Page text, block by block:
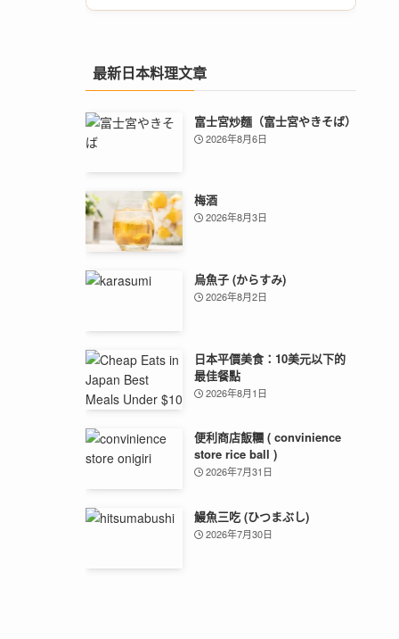
最新日本料理文章
富士宮炒麵（富士宮やきそば）
2026年8月6日
梅酒
2026年8月3日
烏魚子 (からすみ)
2026年8月2日
日本平價美食：10美元以下的
最佳餐點
2026年8月1日
便利商店飯糰 ( convinience
store rice ball )
2026年7月31日
鰻魚三吃 (ひつまぶし)
2026年7月30日